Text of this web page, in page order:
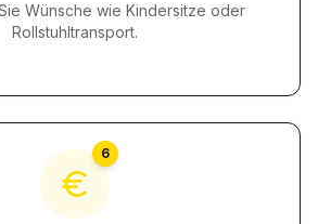
Wünsche wie Kindersitze oder
Rollstuhltransport.
6